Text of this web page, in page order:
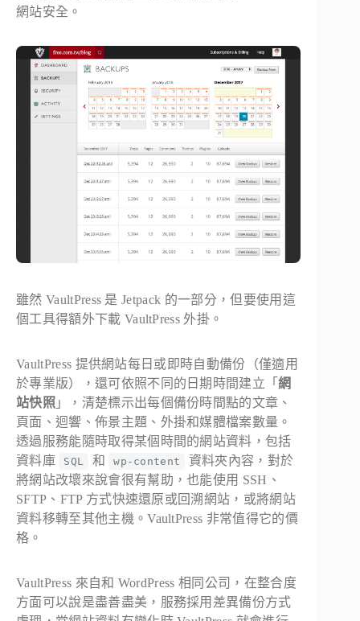
網站安全。
雖然 VaultPress 是 Jetpack 的一部分，但要使用這
個工具得額外下載 VaultPress 外掛。
VaultPress 提供網站每日或即時自動備份（僅適用
於專業版），還可依照不同的日期時間建立「網
站快照」，清楚標示出每個備份時間點的文章、
頁面、迴響、佈景主題、外掛和媒體檔案數量。
透過服務能隨時取得某個時間的網站資料，包括
資料庫
SQL 和 wp-content
資料夾內容，對於
將網站改壞來說會很有幫助，也能使用 SSH、
SFTP、FTP 方式快速還原或回溯網站，或將網站
資料移轉至其他主機。VaultPress 非常值得它的價
格。
VaultPress 來自和 WordPress 相同公司，在整合度
方面可以說是盡善盡美，服務採用差異備份方式